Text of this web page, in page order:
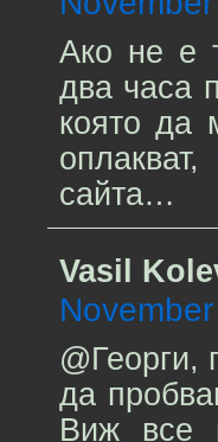
Ако не е
два часа
която да
сайта…
Vasil
да
Виж все